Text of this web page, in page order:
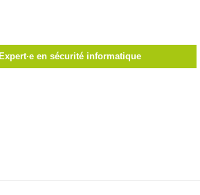
Expert·e en sécurité informatique